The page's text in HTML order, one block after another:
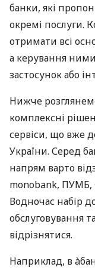
банки, які
окремі послуги.
отримати всі
а керування
застосунок або
Нижче
комплексні
сервіси, що вже
України. Серед
напрям варто
monobank, ПУМБ,
Водночас набір
обслуговування
відрізнятися.
Наприклад, в